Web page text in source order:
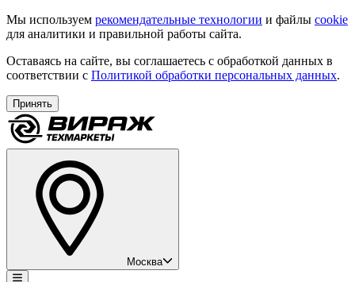
Мы используем рекомендательные технологии и файлы cookie
для аналитики и правильной работы сайта.
Оставаясь на сайте, вы соглашаетесь с обработкой данных в
соответствии с Политикой обработки персональных данных.
Принять
Москва